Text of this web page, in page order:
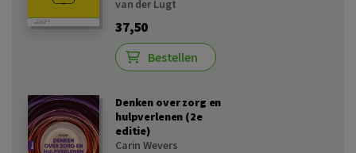
van der Lugt
37,50
Bestellen
Denken over zorg en
hulpverlenen (2e
editie)
Carin Wevers